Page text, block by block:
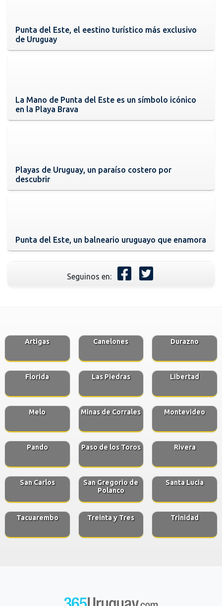
Punta del Este, el eestino turístico más exclusivo
de Uruguay
La Mano de Punta del Este es un símbolo icónico
en la Playa Brava
Playas de Uruguay, un paraíso costero por
descubrir
Punta del Este, un balneario uruguayo que enamora
Seguinos en:
Artigas Canelones Durazno
Florida Las Piedras Libertad
Melo Minas de Corrales Montevideo
Pando Paso de los Toros Rivera
San Carlos
San Gregorio de
Polanco
Santa Lucia
Tacuarembo Treinta y Tres Trinidad